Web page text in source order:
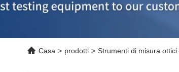
Casa > prodotti > Strumenti di misura ottici